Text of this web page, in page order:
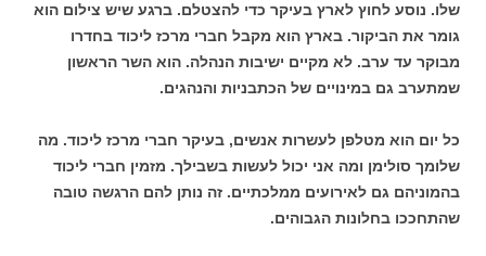
שלו. נוסע לחוץ לארץ בעיקר כדי להצטלם. ברגע שיש צילום הוא
גומר את הביקור. בארץ הוא מקבל חברי מרכז ליכוד בחדרו
מבוקר עד ערב. לא מקיים ישיבות הנהלה. הוא השר הראשון
שמתערב גם במינויים של הכתבניות והנהגים.
כל יום הוא מטלפן לעשרות אנשים, בעיקר חברי מרכז ליכוד. מה
שלומך סולימן ומה אני יכול לעשות בשבילך. מזמין חברי ליכוד
בהמוניהם גם לאירועים ממלכתיים. זה נותן להם הרגשה טובה
שהתחככו בחלונות הגבוהים.